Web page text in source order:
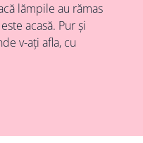
lămpile au rămas
acasă. Pur și
v-ați afla, cu